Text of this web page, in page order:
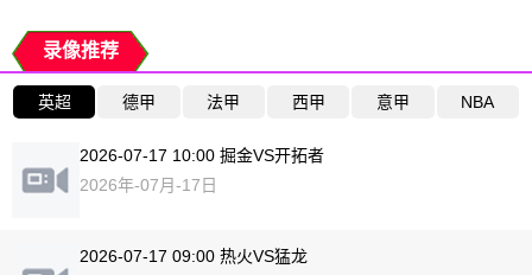
录像推荐
英超 德甲 法甲 西甲 意甲 NBA
2026-07-17 10:00 掘金VS开拓者
2026年-07月-17日
2026-07-17 09:00 热火VS猛龙